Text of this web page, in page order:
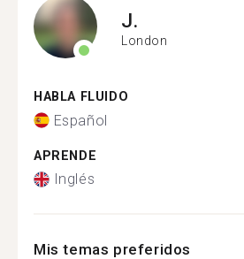
J.
London
HABLA FLUIDO
Español
APRENDE
Inglés
Mis temas preferidos